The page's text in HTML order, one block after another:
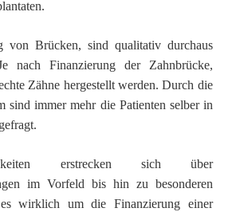
von Brücken, sind qualitativ durchaus
nach Finanzierung der Zahnbrücke,
Zähne hergestellt werden. Durch die
sind immer mehr die Patienten selber in
erstrecken sich über
im Vorfeld bis hin zu besonderen
wirklich um die Finanzierung einer